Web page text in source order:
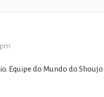
Equipe do Mundo do